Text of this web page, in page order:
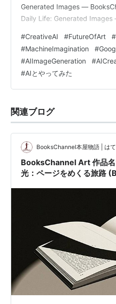
Generated Images —
Daily Life: Generated
BooksChannel Art…
#CreativeAI #FutureOfArt #
#MachineImagination #
#AIImageGeneration #
#AIとやってみた
関連ブログ
BooksChannel本屋物語 | は
BooksChannel Art 作品
光：ページをめくる旅路